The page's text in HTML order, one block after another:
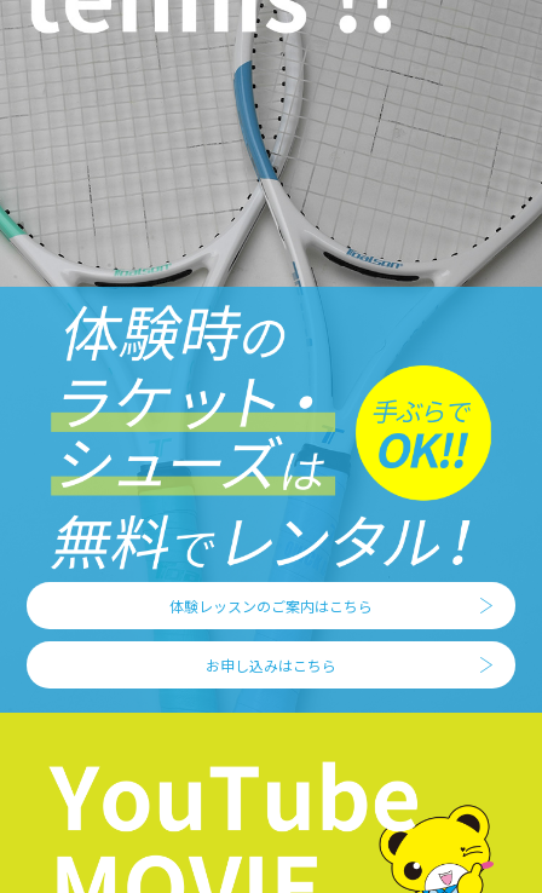
体験レッスンのご案内はこちら
お申し込みはこちら